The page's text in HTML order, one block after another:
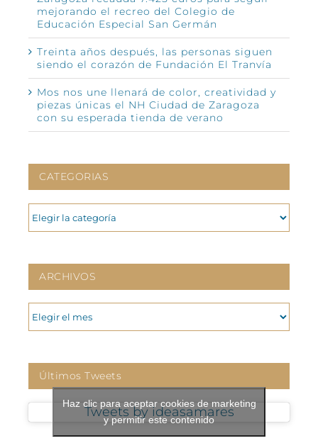
mejorando el recreo del Colegio de
Educación Especial San Germán
Treinta años después, las personas siguen
siendo el corazón de Fundación El Tranvía
Mos nos une llenará de color, creatividad y
piezas únicas el NH Ciudad de Zaragoza
con su esperada tienda de verano
CATEGORIAS
CATEGORIAS
ARCHIVOS
ARCHIVOS
Últimos Tweets
Tweets by ideasamares
Haz clic para aceptar cookies de marketing
y permitir este contenido